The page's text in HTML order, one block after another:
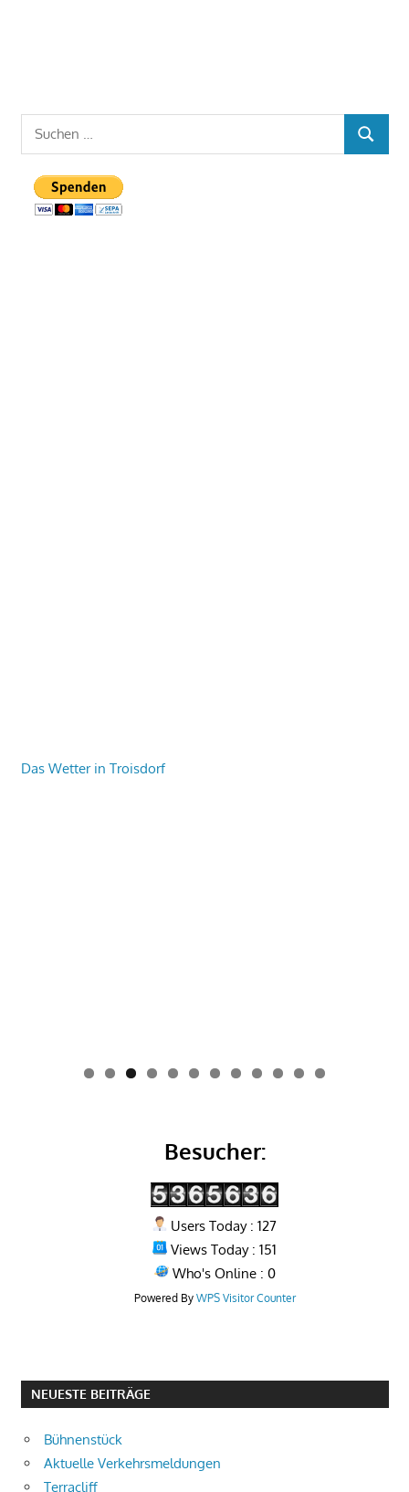
Suchen
SUCHEN
Das Wetter in Troisdorf
0 1 2
Besucher:
Users Today : 127
Views Today : 151
Who's Online : 0
Powered By WPS Visitor Counter
NEUESTE BEITRÄGE
Bühnenstück
Aktuelle Verkehrsmeldungen
Terracliff